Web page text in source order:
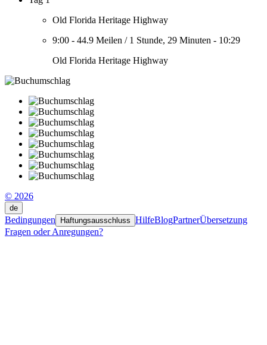
Old Florida Heritage Highway
9:00 - 44.9 Meilen / 1 Stunde, 29 Minuten - 10:29
Old Florida Heritage Highway
© 2026
de
Bedingungen Haftungsausschluss HilfeBlogPartnerÜbersetzung
Fragen oder Anregungen?